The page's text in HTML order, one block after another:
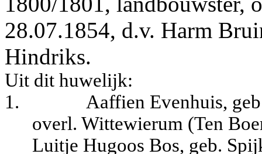
28.07.1854, d.v. Harm
Hindriks.
Uit dit huwelijk:
1.
Aaffien Evenhuis,
overl. Wittewierum (Ten
Luitje Hugoos Bos, geb.